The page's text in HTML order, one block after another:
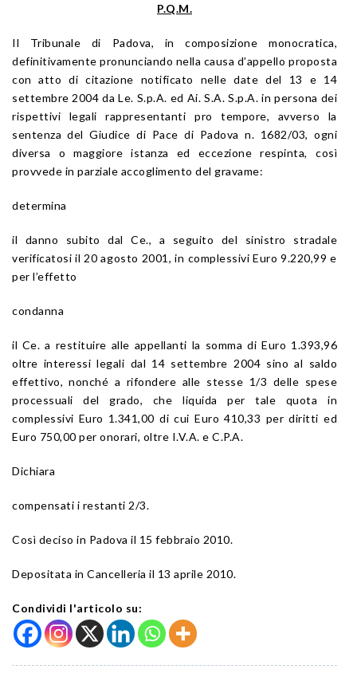
P.Q.M.
Il Tribunale di Padova, in composizione monocratica,
definitivamente pronunciando nella causa d’appello proposta
con atto di citazione notificato nelle date del 13 e 14
settembre 2004 da Le. S.p.A. ed Ai. S.A. S.p.A. in persona dei
rispettivi legali rappresentanti pro tempore, avverso la
sentenza del Giudice di Pace di Padova n. 1682/03, ogni
diversa o maggiore istanza ed eccezione respinta, così
provvede in parziale accoglimento del gravame:
determina
il danno subito dal Ce., a seguito del sinistro stradale
verificatosi il 20 agosto 2001, in complessivi Euro 9.220,99 e
per l’effetto
condanna
il Ce. a restituire alle appellanti la somma di Euro 1.393,96
oltre interessi legali dal 14 settembre 2004 sino al saldo
effettivo, nonché a rifondere alle stesse 1/3 delle spese
processuali del grado, che liquida per tale quota in
complessivi Euro 1.341,00 di cui Euro 410,33 per diritti ed
Euro 750,00 per onorari, oltre I.V.A. e C.P.A.
Dichiara
compensati i restanti 2/3.
Così deciso in Padova il 15 febbraio 2010.
Depositata in Cancelleria il 13 aprile 2010.
Condividi l'articolo su: